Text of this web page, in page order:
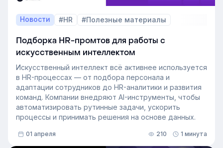
Новости #HR #Полезные материалы
Подборка HR-промтов для работы с
искусственным интеллектом
Искусственный интеллект всё активнее используется
в HR-процессах — от подбора персонала и
адаптации сотрудников до HR-аналитики и развития
команд. Компании внедряют AI-инструменты, чтобы
автоматизировать рутинные задачи, ускорить
процессы и принимать решения на основе данных.
01 апреля 210 1 минута